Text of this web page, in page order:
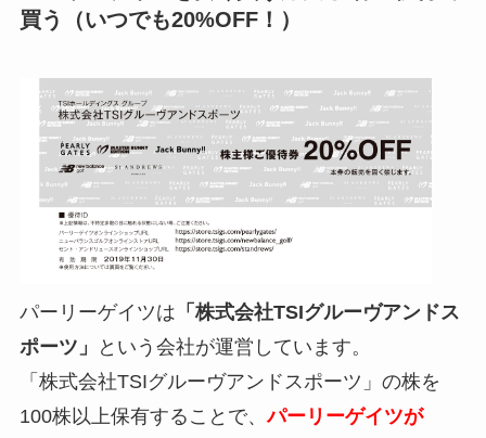
買う（いつでも20%OFF！）
パーリーゲイツは 「株式会社TSIグルーヴアンドス
ポーツ」
という会社が運営しています。
「株式会社TSIグルーヴアンドスポーツ」の株を
100株以上保有することで、パーリーゲイツが